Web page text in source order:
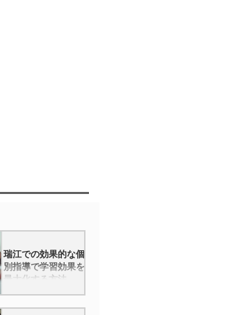
瑞江での効果的な個
別指導で学習効果を
最大化する方法